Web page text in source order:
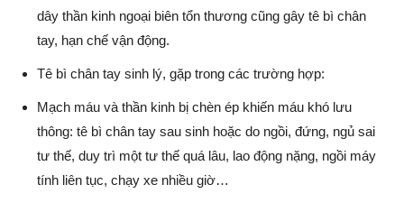
dây thần kinh ngoại biên tổn thương cũng gây tê bì chân
tay, hạn chế vận động.
Tê bì chân tay sinh lý, gặp trong các trường hợp:
Mạch máu và thần kinh bị chèn ép khiến máu khó lưu
thông: tê bì chân tay sau sinh hoặc do ngồi, đứng, ngủ sai
tư thế, duy trì một tư thế quá lâu, lao động nặng, ngồi máy
tính liên tục, chạy xe nhiều giờ…